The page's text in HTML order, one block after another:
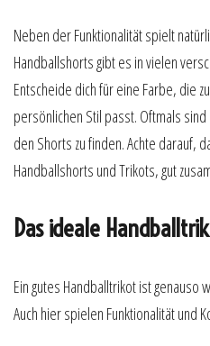
Neben der Funktionalität spielt
Handballshorts gibt es in vielen
Entscheide dich für eine Farbe, die
persönlichen Stil passt. Oftmals
den Shorts zu finden. Achte darauf,
Handballshorts und Trikots, gut
Das ideale
Ein gutes Handballtrikot ist genauso
Auch hier spielen Funktionalität und